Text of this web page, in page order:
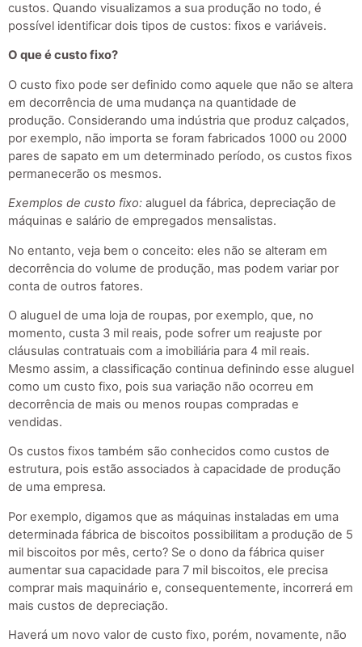
custos. Quando visualizamos a sua produção no todo, é
possível identificar dois tipos de custos: fixos e variáveis.
O que é custo fixo?
O custo fixo pode ser definido como aquele que não se altera
em decorrência de uma mudança na quantidade de
produção. Considerando uma indústria que produz calçados,
por exemplo, não importa se foram fabricados 1000 ou 2000
pares de sapato em um determinado período, os custos fixos
permanecerão os mesmos.
Exemplos de custo fixo: aluguel da fábrica, depreciação de
máquinas e salário de empregados mensalistas.
No entanto, veja bem o conceito: eles não se alteram em
decorrência do volume de produção, mas podem variar por
conta de outros fatores.
O aluguel de uma loja de roupas, por exemplo, que, no
momento, custa 3 mil reais, pode sofrer um reajuste por
cláusulas contratuais com a imobiliária para 4 mil reais.
Mesmo assim, a classificação continua definindo esse aluguel
como um custo fixo, pois sua variação não ocorreu em
decorrência de mais ou menos roupas compradas e
vendidas.
Os custos fixos também são conhecidos como custos de
estrutura, pois estão associados à capacidade de produção
de uma empresa.
Por exemplo, digamos que as máquinas instaladas em uma
determinada fábrica de biscoitos possibilitam a produção de 5
mil biscoitos por mês, certo? Se o dono da fábrica quiser
aumentar sua capacidade para 7 mil biscoitos, ele precisa
comprar mais maquinário e, consequentemente, incorrerá em
mais custos de depreciação.
Haverá um novo valor de custo fixo, porém, novamente, não